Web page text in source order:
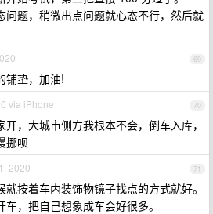
问题，稍微出点问题就心态不行，然后就
69
铺垫，加油!
70
via iPhone
，大城市侧方我根本不会，倒车入库，
挪呗
71
2020
按着车内装饰物镜子找点的方式就好。
，把自己想象成车会好很多。